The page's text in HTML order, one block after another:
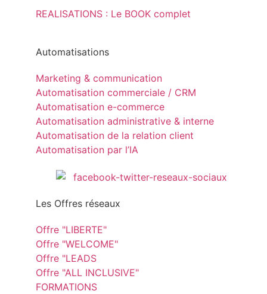
REALISATIONS : Le BOOK complet
Automatisations
Marketing & communication
Automatisation commerciale / CRM
Automatisation e-commerce
Automatisation administrative & interne
Automatisation de la relation client
Automatisation par l’IA
Les Offres réseaux
Offre "LIBERTE"
Offre "WELCOME"
Offre "LEADS
Offre "ALL INCLUSIVE"
FORMATIONS